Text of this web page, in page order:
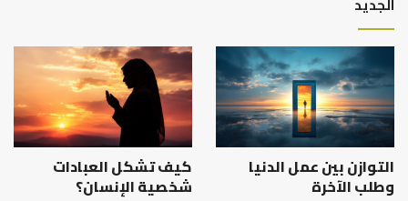
التوازن بين عمل الدنيا
وطلب الآخرة
كيف تشكل العبادات
شخصية الإنسان؟